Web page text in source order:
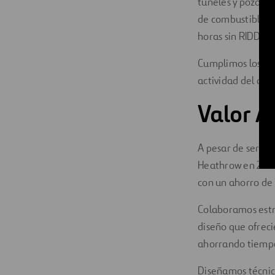
de combustible
horas sin
Cumplimos los
actividad del
Valor
A pesar de ser
Heathrow en
con un ahorro
Colaboramos
diseño que
ahorrando
Diseñamos